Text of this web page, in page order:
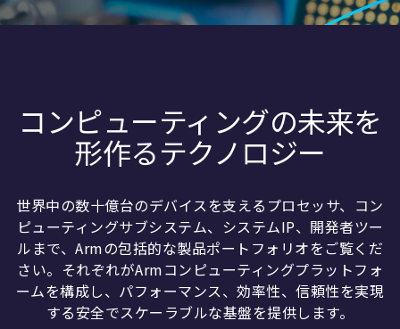
企業様向けFlexible Access
Arm Integrity Helpline
教育関連
人材採用
研究連携
ウェブサイト
IR関連
セキュリティ脆弱性の報告
サポート&トレーニング
コンピューティングの未来を
形作るテクノロジー
世界中の数十億台のデバイスを支えるプロセッサ、コン
ピューティングサブシステム、システムIP、開発者ツー
ルまで、Armの包括的な製品ポートフォリオをご覧くだ
さい。それぞれがArmコンピューティングプラットフォ
ームを構成し、パフォーマンス、効率性、信頼性を実現
する安全でスケーラブルな基盤を提供します。